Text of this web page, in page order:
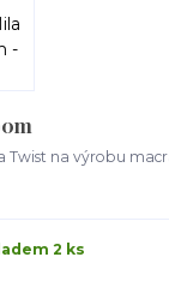
Twist na výrobu
2 ks